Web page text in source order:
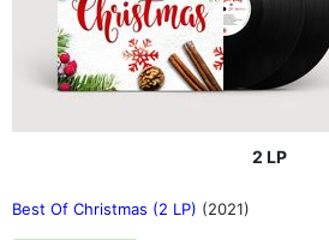
2 LP
Best Of Christmas (2 LP) (2021)